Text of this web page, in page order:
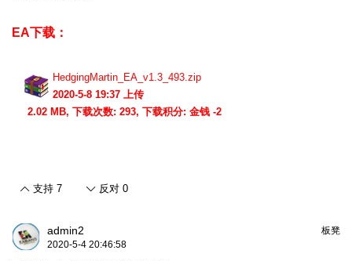
EA下载：
HedgingMartin_EA_v1.3_493.zip
2020-5-8 19:37 上传
2.02 MB, 下载次数: 293, 下载积分: 金钱 -2
支持 7 反对 0
板凳
admin2
2020-5-4 20:46:58